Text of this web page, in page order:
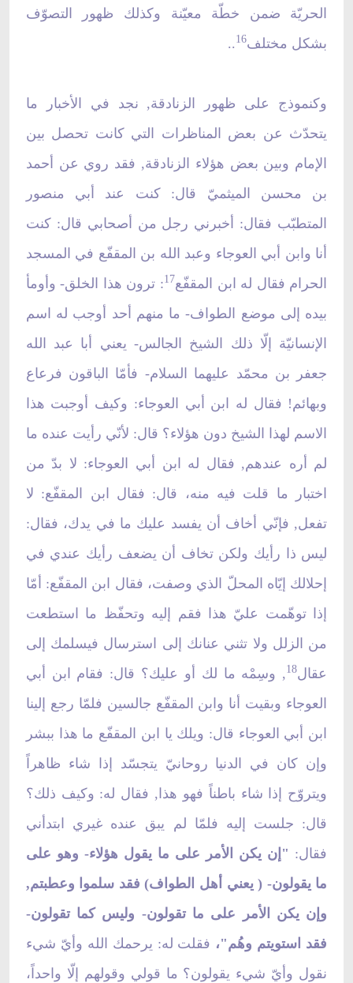
الحريّة ضمن خطّة معيّنة وكذلك ظهور التصوّف
بشكل مختلف16
..
وكنموذج على ظهور الزنادقة, نجد في الأخبار ما
يتحدّث عن بعض المناظرات التي كانت تحصل بين
الإمام وبين بعض هؤلاء الزنادقة, فقد روي عن أحمد
بن محسن الميثميّ قال: كنت عند أبي منصور
المتطبّب فقال: أخبرني رجل من أصحابي قال: كنت
أنا وابن أبي العوجاء وعبد الله بن المقفّع في المسجد
الحرام فقال له ابن المقفّع17: ترون هذا الخلق- وأومأ
بيده إلى موضع الطواف- ما منهم أحد أوجب له اسم
الإنسانيّة إلّا ذلك الشيخ الجالس- يعني أبا عبد الله
جعفر بن محمّد عليهما السلام- فأمّا الباقون فرعاع
وبهائم! فقال له ابن أبي العوجاء: وكيف أوجبت هذا
الاسم لهذا الشيخ دون هؤلاء؟ قال: لأنّي رأيت عنده ما
لم أره عندهم, فقال له ابن أبي العوجاء: لا بدّ من
اختبار ما قلت فيه منه، قال: فقال ابن المقفّع: لا
تفعل, فإنّي أخاف أن يفسد عليك ما في يدك، فقال:
ليس ذا رأيك ولكن تخاف أن يضعف رأيك عندي في
إحلالك إيّاه المحلّ الذي وصفت، فقال ابن المقفّع: أمّا
إذا توهّمت عليّ هذا فقم إليه وتحفّظ ما استطعت
من الزلل ولا تثني عنانك إلى استرسال فيسلمك إلى
عقال18 , وسِمْه ما لك أو عليك؟ قال: فقام ابن أبي
العوجاء وبقيت أنا وابن المقفّع جالسين فلمّا رجع إلينا
ابن أبي العوجاء قال: ويلك يا ابن المقفّع ما هذا ببشر
وإن كان في الدنيا روحانيّ يتجسّد إذا شاء ظاهراً
ويتروّح إذا شاء باطناً فهو هذا, فقال له: وكيف ذلك؟
قال: جلست إليه فلمّا لم يبق عنده غيري ابتدأني
فقال: "إن يكن الأمر على ما يقول هؤلاء- وهو على
ما يقولون- ( يعني أهل الطواف) فقد سلموا وعطبتم,
وإن يكن الأمر على ما تقولون- وليس كما تقولون-
فقد استويتم وهُم"، فقلت له: يرحمك الله وأيّ شيء
نقول وأيّ شيء يقولون؟ ما قولي وقولهم إلّا واحداً،